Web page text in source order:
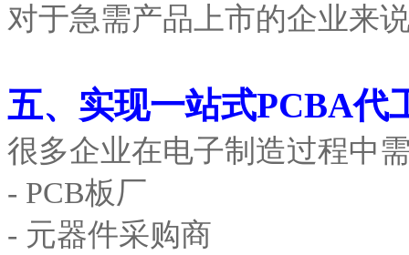
对于急需产品上市的企业来
五、实现一站式PCBA代
很多企业在电子制造过程中
- PCB板厂
- 元器件采购商